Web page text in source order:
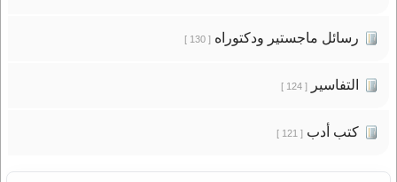
رسائل ماجستير ودكتوراه[ 130 ]
التفاسير[ 124 ]
كتب أدب[ 121 ]